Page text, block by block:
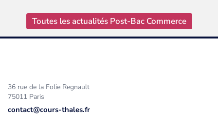
Toutes les actualités Post-Bac Commerce
36 rue de la Folie Regnault
75011 Paris
contact@cours-thales.fr